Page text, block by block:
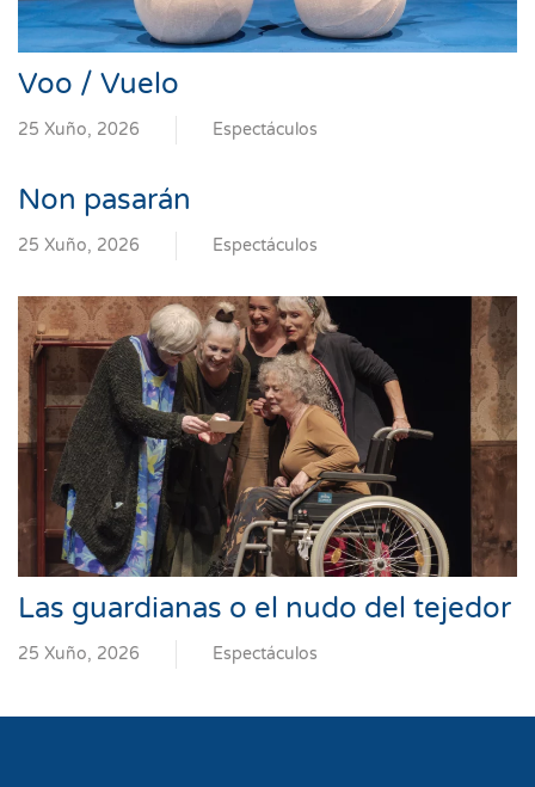
Voo / Vuelo
25 Xuño, 2026 Espectáculos
Non pasarán
25 Xuño, 2026 Espectáculos
Las guardianas o el nudo del tejedor
25 Xuño, 2026 Espectáculos